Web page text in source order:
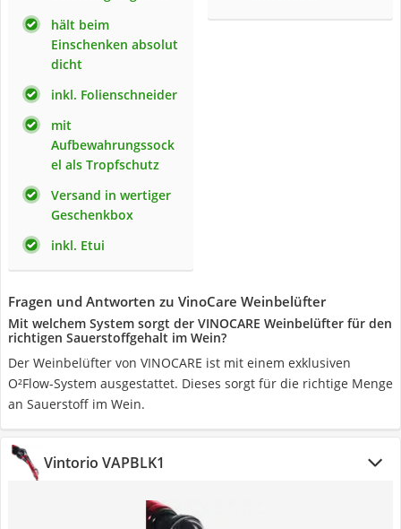
hält beim
Einschenken absolut
dicht
inkl. Folienschneider
mit
Aufbewahrungssock
el als Tropfschutz
Versand in wertiger
Geschenkbox
inkl. Etui
Fragen und Antworten zu VinoCare Weinbelüfter
Mit welchem System sorgt der VINOCARE Weinbelüfter für den
richtigen Sauerstoffgehalt im Wein?
Der Weinbelüfter von VINOCARE ist mit einem exklusiven
O²Flow-System ausgestattet. Dieses sorgt für die richtige Menge
an Sauerstoff im Wein.
Vintorio VAPBLK1